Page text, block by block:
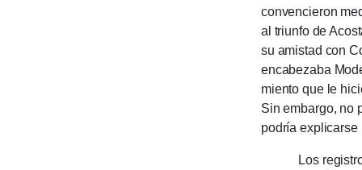
conven­cieron
al triunfo de
su amistad con
enca­bezaba
miento que le
Sin embargo, no
podría explicarse
Los registros